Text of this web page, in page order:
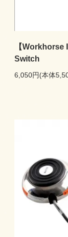
【
Switch
6,050円(本体